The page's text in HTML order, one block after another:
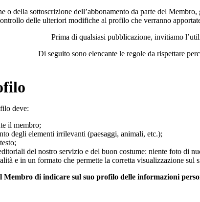
o della sottoscrizione dell’abbonamento da parte del
delle ulteriori modifiche al profilo che verranno
Prima di qualsiasi pubblicazione, invitiamo
Di seguito sono elencante le regole da rispettare
deve:
il membro;
degli elementi irrilevanti (paesaggi, animali, etc.);
del nostro servizio e del buon costume: niente foto di
e in un formato che permette la corretta visualizzazione sul
Membro di indicare sul suo profilo delle informazioni